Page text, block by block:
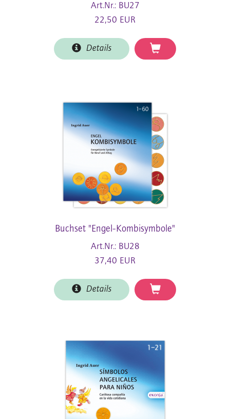
Art.Nr.: BU27
22,50 EUR
Details
Buchset "Engel-Kombisymbole"
Art.Nr.: BU28
37,40 EUR
Details